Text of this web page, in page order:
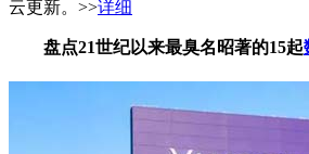
云更新。>>详细
盘点21世纪以来最臭名昭著的15起